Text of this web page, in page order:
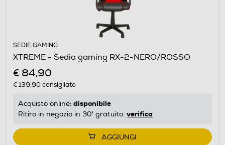
SEDIE GAMING
XTREME - Sedia gaming RX-2-NERO/ROSSO
€ 84,90
€ 139,90consigliato
Acquisto online: disponibile
Ritiro in negozio in 30' gratuito: verifica
AGGIUNGI